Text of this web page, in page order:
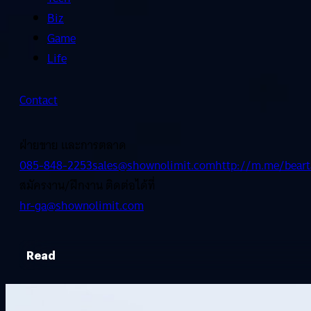
Biz
Game
Life
Contact
ฝ่ายขาย และการตลาด
085-848-2253sales@shownolimit.comhttp://m.me/
สมัครงาน/ฝึกงาน ติดต่อได้ที่
hr-ga@shownolimit.com
Read